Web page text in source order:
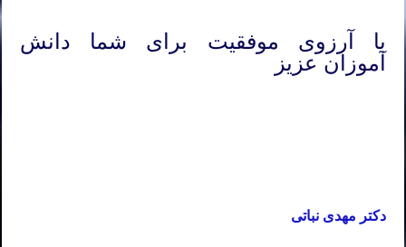
با آرزوی موفقیت برای شما دانش
آموزان عزیز
دکتر مهدی نباتی